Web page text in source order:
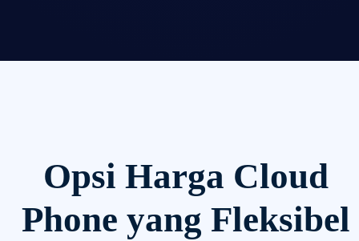
Opsi Harga Cloud
Phone yang Fleksibel